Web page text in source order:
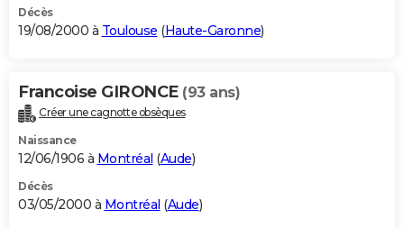
Décès
19/08/2000 à Toulouse (Haute-Garonne)
Francoise GIRONCE (93 ans)
Créer une cagnotte obsèques
Naissance
12/06/1906 à Montréal (Aude)
Décès
03/05/2000 à Montréal (Aude)